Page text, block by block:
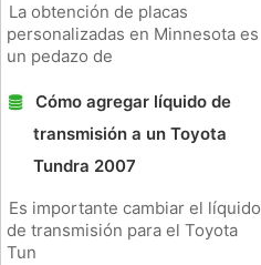
La obtención de placas
personalizadas en Minnesota es
un pedazo de
Cómo agregar líquido de
transmisión a un Toyota
Tundra 2007
Es importante cambiar el líquido
de transmisión para el Toyota
Tun